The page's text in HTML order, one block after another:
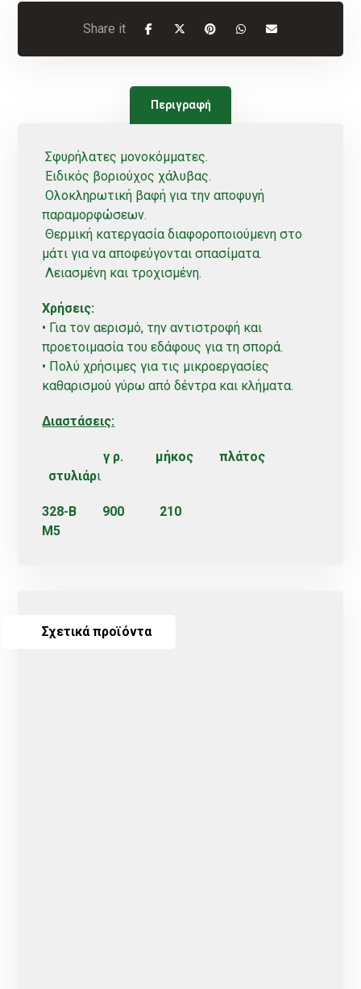
Περιγραφή
Σφυρήλατες μονοκόμματες.
Ειδικός βοριούχος χάλυβας.
Ολοκληρωτική βαφή για την αποφυγή
παραμορφώσεων.
Θερμική κατεργασία διαφοροποιούμενη στο
μάτι για να αποφεύγονται σπασίματα.
Λειασμένη και τροχισμένη.
Χρήσεις:
• Για τον αερισμό, την αντιστροφή και
προετοιμασία του εδάφους για τη σπορά.
• Πολύ χρήσιμες για τις μικροεργασίες
καθαρισμού γύρω από δέντρα και κλήματα.
Διαστάσεις:
γ ρ. μήκος πλάτος
στυλιάρι
328-B 900 210
M5
Σχετικά προϊόντα